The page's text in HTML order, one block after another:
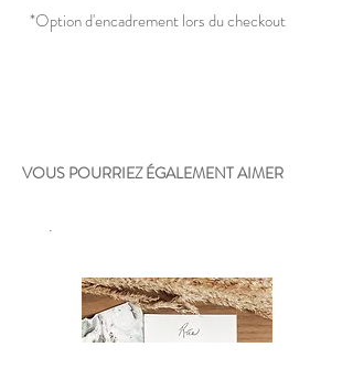
*Option d'encadrement lors du checkout
VOUS POURRIEZ ÉGALEMENT AIMER
.